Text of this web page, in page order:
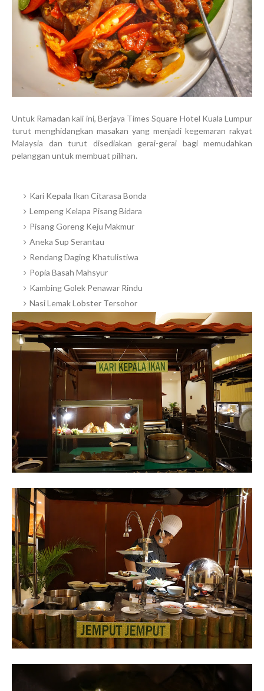
Untuk Ramadan kali ini, Berjaya Times Square Hotel Kuala Lumpur
turut menghidangkan masakan yang menjadi kegemaran rakyat
Malaysia dan turut disediakan gerai-gerai bagi memudahkan
pelanggan untuk membuat pilihan.
Kari Kepala Ikan Citarasa Bonda
Lempeng Kelapa Pisang Bidara
Pisang Goreng Keju Makmur
Aneka Sup Serantau
Rendang Daging Khatulistiwa
Popia Basah Mahsyur
Kambing Golek Penawar Rindu
Nasi Lemak Lobster Tersohor